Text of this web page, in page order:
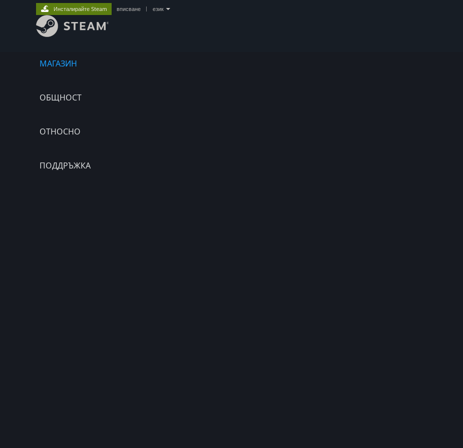
МАГАЗИН
ОБЩНОСТ
ОТНОСНО
ПОДДРЪЖКА
Инсталирайте Steam вписване език